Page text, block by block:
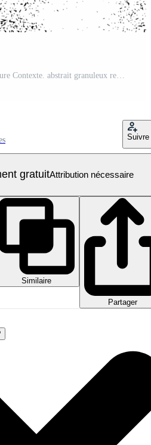
Suivre
gratuitAttribution nécessaire
Similaire
Partager